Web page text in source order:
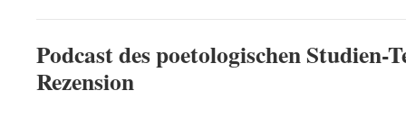
Podcast des poetologischen Studien-
Rezension